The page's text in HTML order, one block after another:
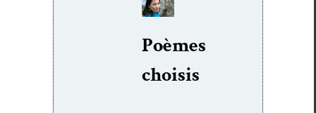
Poèmes
choi­sis